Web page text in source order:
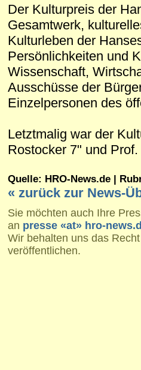
Der Kulturpreis der
Gesamtwerk,
Kulturleben der
Persönlichkeiten und
Wissenschaft,
Ausschüsse der
Einzelpersonen des
Letztmalig war der
Rostocker 7" und
Quelle: HRO-News.de |
« zurück zur News-
Sie möchten auch Ihre
an presse «at» hro-
Wir behalten uns das
veröffentlichen.